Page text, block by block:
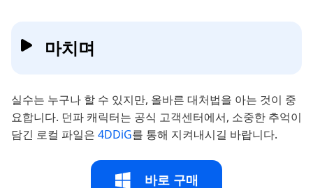
마치며
실수는 누구나 할 수 있지만, 올바른 대처법을 아는 것이 중
요합니다. 던파 캐릭터는 공식 고객센터에서, 소중한 추억이
담긴 로컬 파일은 4DDiG를 통해 지켜내시길 바랍니다.
바로 구매